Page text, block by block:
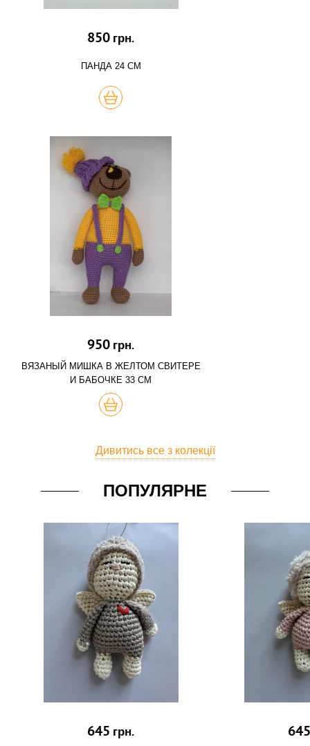
850 грн.
ПАНДА 24 СМ
КУПИТЬ
950 грн.
ВЯЗАНЫЙ МИШКА В ЖЕЛТОМ СВИТЕРЕ
И БАБОЧКЕ 33 СМ
КУПИТЬ
Дивитись все з колекції
ПОПУЛЯРНЕ
645 грн. 645